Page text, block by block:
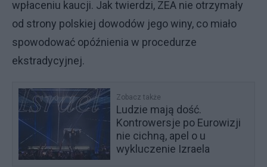
wpłaceniu kaucji. Jak twierdzi, ZEA nie otrzymały
od strony polskiej dowodów jego winy, co miało
spowodować opóźnienia w procedurze
ekstradycyjnej.
Zobacz także
Ludzie mają dość.
Kontrowersje po Eurowizji
nie cichną, apel o u
wykluczenie Izraela